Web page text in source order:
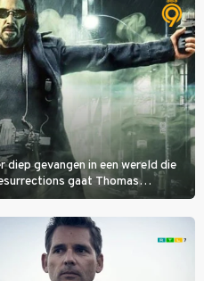
diep gevangen in een wereld die
gaat Thomas
ontsnappen.